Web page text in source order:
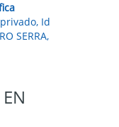
Id
SERRA,